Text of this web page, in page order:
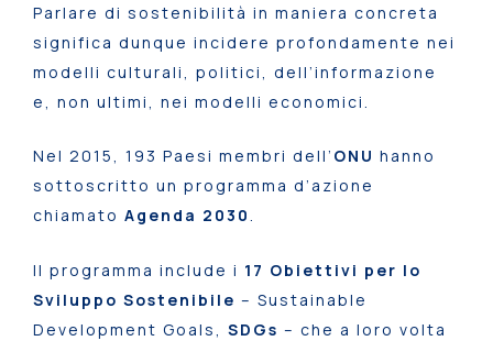
Parlare di sostenibilità in maniera concreta
significa dunque incidere profondamente nei
modelli culturali, politici, dell’informazione
e, non ultimi, nei modelli economici.
Nel 2015, 193 Paesi membri dell’ ONU hanno
sottoscritto un programma d’azione
chiamato Agenda 2030.
Il programma include i 17 Obiettivi per lo
Sviluppo Sostenibile – Sustainable
Development Goals, SDGs – che a loro volta